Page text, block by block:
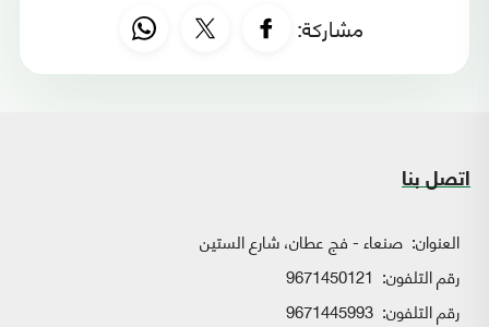
مشاركة:
اتصل بنا
العنوان: صنعاء - فج عطان، شارع الستين
رقم التلفون: 9671450121
رقم التلفون: 9671445993